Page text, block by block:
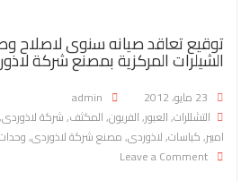
توقيع تعاقد صيانه سنوى لاصلاح
الشيلرات المركزية بمصنع شركة
Posted on
23 مايو، 2012
admin
التشللرات,العبور,الفريون,المكثف,شركة لاذوردى,
امبير,كباسات,لاذوردى,مصنع شركة لاذوردى,
Leave a Comment